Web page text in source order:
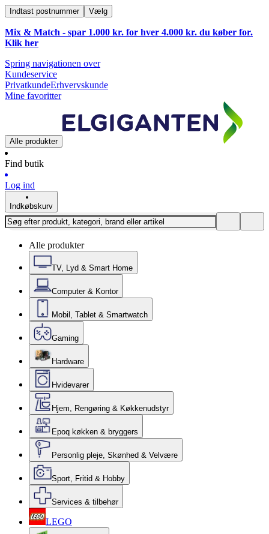
Indtast postnummer Vælg
Mix & Match - spar 1.000 kr. for hver 4.000 kr. du køber for.
Klik her
Spring navigationen over
Kundeservice
PrivatkundeErhvervskunde
Mine favoritter
Alle produkter
Find butik
Log ind
Indkøbskurv
Alle produkter
TV, Lyd & Smart Home
Computer & Kontor
Mobil, Tablet & Smartwatch
Gaming
Hardware
Hvidevarer
Hjem, Rengøring & Køkkenudstyr
Epoq køkken & bryggers
Personlig pleje, Skønhed & Velvære
Sport, Fritid & Hobby
Services & tilbehør
LEGO